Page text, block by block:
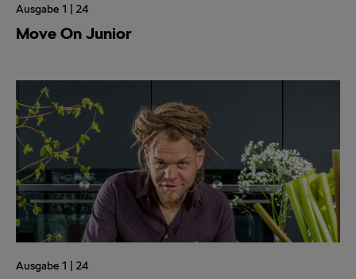
Ausgabe 1 | 24
Move On Junior
Ausgabe 1 | 24